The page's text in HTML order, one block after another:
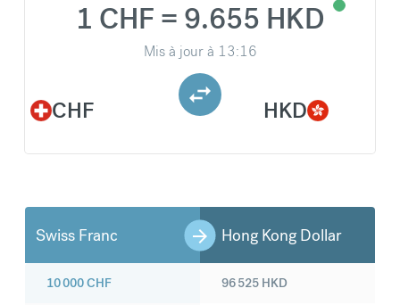
CHF
1 CHF = 9.655 HKD
Mis à jour à 13:16
HKD
Swiss Franc Hong Kong Dollar
10 000CHF 96 525 HKD